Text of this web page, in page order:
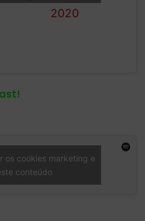
2020
os cookies marketing e
conteúdo